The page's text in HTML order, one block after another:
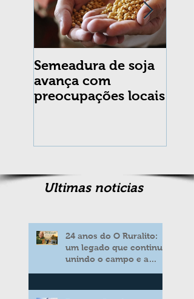
Semeadura de soja
avança com
preocupações locais
Ultimas noticias
24 anos do O Ruralito:
um legado que continua
unindo o campo e a